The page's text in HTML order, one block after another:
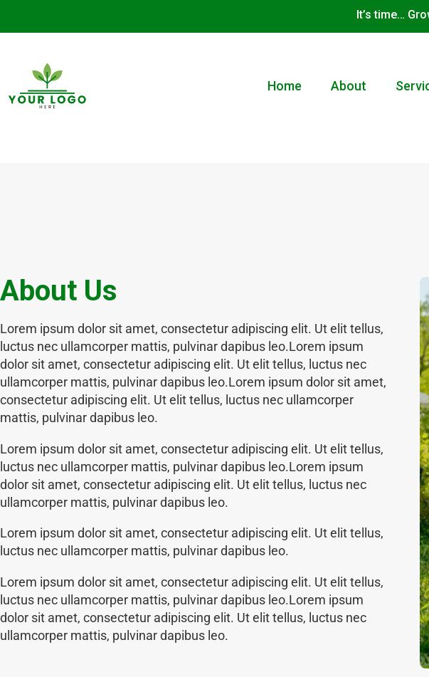
It’s time…
Home About
About Us
Lorem ipsum dolor sit amet, consectetur adipiscing elit. Ut elit tellus,
luctus nec ullamcorper mattis, pulvinar dapibus leo.Lorem ipsum
dolor sit amet, consectetur adipiscing elit. Ut elit tellus, luctus nec
ullamcorper mattis, pulvinar dapibus leo.Lorem ipsum dolor sit amet,
consectetur adipiscing elit. Ut elit tellus, luctus nec ullamcorper
mattis, pulvinar dapibus leo.
Lorem ipsum dolor sit amet, consectetur adipiscing elit. Ut elit tellus,
luctus nec ullamcorper mattis, pulvinar dapibus leo.Lorem ipsum
dolor sit amet, consectetur adipiscing elit. Ut elit tellus, luctus nec
ullamcorper mattis, pulvinar dapibus leo.
Lorem ipsum dolor sit amet, consectetur adipiscing elit. Ut elit tellus,
luctus nec ullamcorper mattis, pulvinar dapibus leo.
Lorem ipsum dolor sit amet, consectetur adipiscing elit. Ut elit tellus,
luctus nec ullamcorper mattis, pulvinar dapibus leo.Lorem ipsum
dolor sit amet, consectetur adipiscing elit. Ut elit tellus, luctus nec
ullamcorper mattis, pulvinar dapibus leo.